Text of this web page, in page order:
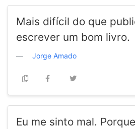
Mais difícil do que
escrever um bom livro.
Jorge Amado
Eu me sinto mal.